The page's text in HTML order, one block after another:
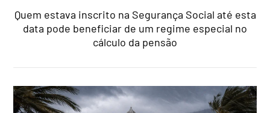
Quem estava inscrito na Segurança Social até esta
data pode beneficiar de um regime especial no
cálculo da pensão